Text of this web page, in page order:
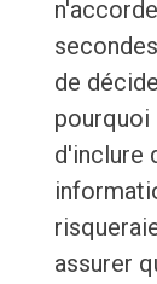
de
pourquoi
d'inclure
assurer